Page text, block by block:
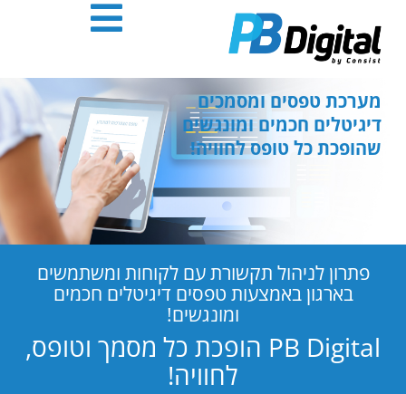
אנטר
מערכת טפסים ומסמכים
דיגיטלים חכמים ומונגשים
שהופכת כל טופס לחוויה!
פתרון לניהול תקשורת עם לקוחות ומשתמשים
בארגון באמצעות טפסים דיגיטלים חכמים
ומונגשים!
PB Digital הופכת כל מסמך וטופס,
לחוויה!